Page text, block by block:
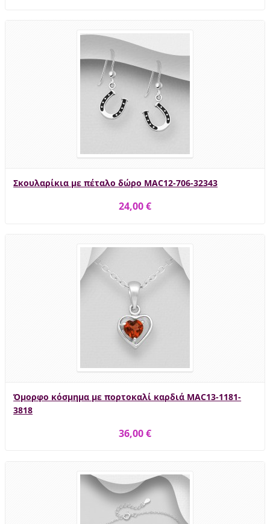
Σκουλαρίκια με πέταλο δώρο MAC12-706-32343
24,00 €
Όμορφο κόσμημα με πορτοκαλί καρδιά MAC13-1181-
3818
36,00 €